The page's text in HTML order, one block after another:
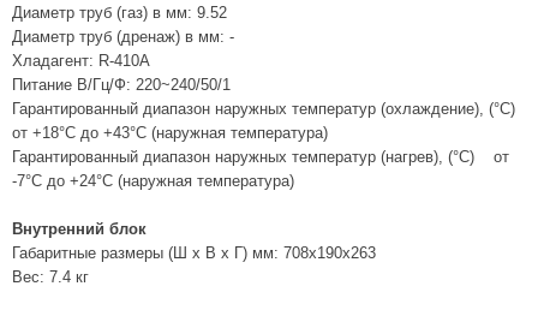
Диаметр труб (газ) в мм: 9.52
Диаметр труб (дренаж) в мм: -
Хладагент: R-410A
Питание В/Гц/Ф: 220~240/50/1
Гарантированный диапазон наружных температур (охлаждение), (°C)
от +18°С до +43°С (наружная температура)
Гарантированный диапазон наружных температур (нагрев), (°C) от
-7°С до +24°С (наружная температура)
Внутренний блок
Габаритные размеры (Ш х В х Г) мм: 708x190x263
Вес: 7.4 кг